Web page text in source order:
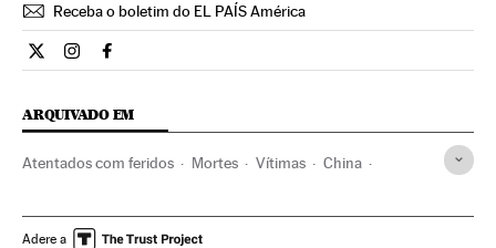
Receba o boletim do EL PAÍS América
Internacional El País Brasil en Twitter
Internacional El País Brasil en Instagram
Internacional El País Brasil en Facebook
ARQUIVADO EM
Atentados com feridos Mortes Vítimas China
Acontecimentos
Adere a